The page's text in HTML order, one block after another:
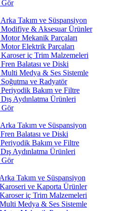
Gör
Takım ve Süspansiyon
& Aksesuar Ürünler
Mekanik Parçaları
Elektrik Parçaları
iç Trim Malzemeleri
Balatası ve Diski
Medya & Ses Sistemle
ve Radyatör
Bakım ve Filtre
Aydınlatma Ürünleri
Gör
Takım ve Süspansiyon
Balatası ve Diski
Bakım ve Filtre
Aydınlatma Ürünleri
Gör
Takım ve Süspansiyon
ve Kaporta Ürünler
iç Trim Malzemeleri
Medya & Ses Sistemle